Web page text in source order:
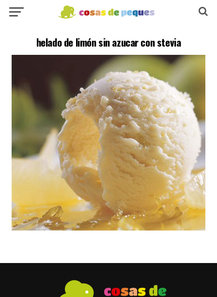
helado de limón sin azucar con stevia